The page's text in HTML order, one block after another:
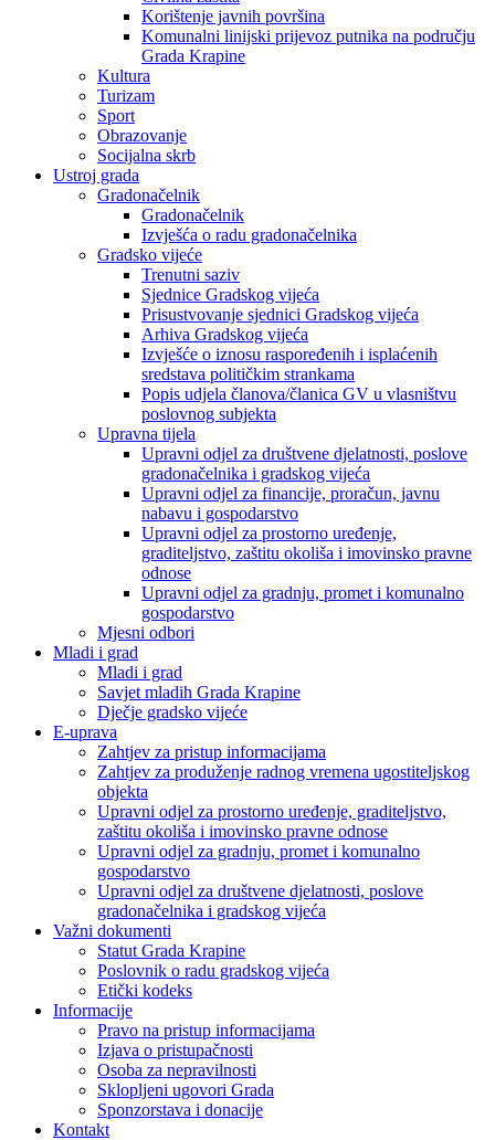
Korištenje javnih površina
Komunalni linijski prijevoz putnika na području
Grada Krapine
Kultura
Turizam
Sport
Obrazovanje
Socijalna skrb
Ustroj grada
Gradonačelnik
Gradonačelnik
Izvješća o radu gradonačelnika
Gradsko vijeće
Trenutni saziv
Sjednice Gradskog vijeća
Prisustvovanje sjednici Gradskog vijeća
Arhiva Gradskog vijeća
Izvješće o iznosu raspoređenih i isplaćenih
sredstava političkim strankama
Popis udjela članova/članica GV u vlasništvu
poslovnog subjekta
Upravna tijela
Upravni odjel za društvene djelatnosti, poslove
gradonačelnika i gradskog vijeća
Upravni odjel za financije, proračun, javnu
nabavu i gospodarstvo
Upravni odjel za prostorno uređenje,
graditeljstvo, zaštitu okoliša i imovinsko pravne
odnose
Upravni odjel za gradnju, promet i komunalno
gospodarstvo
Mjesni odbori
Mladi i grad
Mladi i grad
Savjet mladih Grada Krapine
Dječje gradsko vijeće
E-uprava
Zahtjev za pristup informacijama
Zahtjev za produženje radnog vremena ugostiteljskog
objekta
Upravni odjel za prostorno uređenje, graditeljstvo,
zaštitu okoliša i imovinsko pravne odnose
Upravni odjel za gradnju, promet i komunalno
gospodarstvo
Upravni odjel za društvene djelatnosti, poslove
gradonačelnika i gradskog vijeća
Važni dokumenti
Statut Grada Krapine
Poslovnik o radu gradskog vijeća
Etički kodeks
Informacije
Pravo na pristup informacijama
Izjava o pristupačnosti
Osoba za nepravilnosti
Sklopljeni ugovori Grada
Sponzorstava i donacije
Kontakt